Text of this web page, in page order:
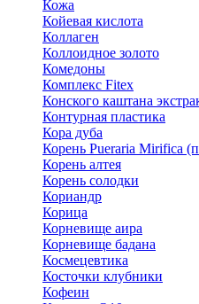
Кожа
Койевая кислота
Коллаген
Коллоидное золото
Комедоны
Комплекс Fitex
Конского каштана
Контурная пластика
Кора дуба
Корень Pueraria Mirifica
Корень алтея
Корень солодки
Кориандр
Корица
Корневище аира
Корневище бадана
Космецевтика
Косточки клубники
Кофеин